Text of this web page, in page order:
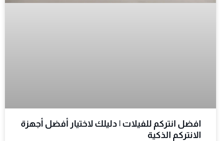
افضل انتركم للفيلات | دليلك لاختيار أفضل أجهزة
الانتركم الذكية